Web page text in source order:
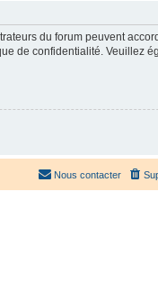
du forum peuvent
de confidentialité. Veuillez
Nous contacter